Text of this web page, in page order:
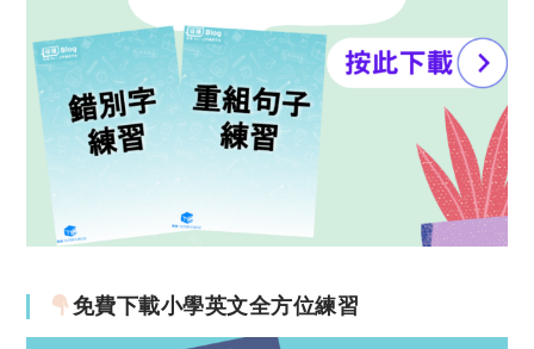
免費下載小學英文全方位練習